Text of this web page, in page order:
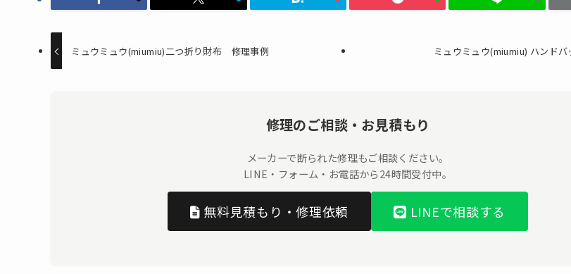
ミュウミュウ(miumiu)二つ折り財布 修理事例 ミュウミュウ(miumiu) ハンドバ
修理のご相談・お見積もり
メーカーで断られた修理もご相談ください。
LINE・フォーム・お電話から24時間受付中。
無料見積もり・修理依頼 LINEで相談する